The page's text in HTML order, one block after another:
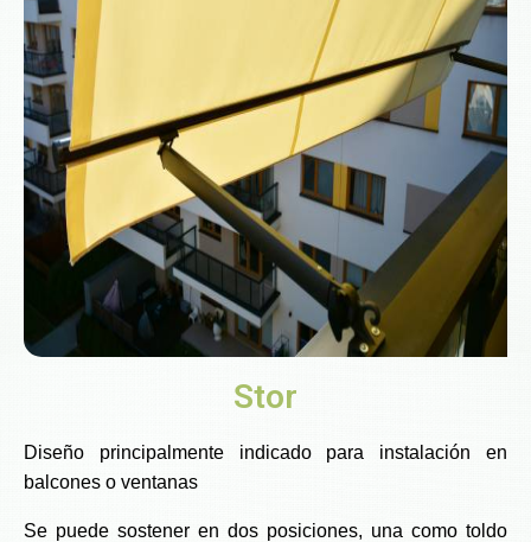
Stor
Diseño principalmente indicado para instalación en
balcones o ventanas
Se puede sostener en dos posiciones, una como toldo